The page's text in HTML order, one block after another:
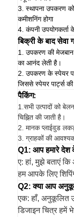
3. स्थापना उपकरण
कमीशनिंग होगा
4. कंपनी उपयोगकर्ता
बिक्री के बाद सेवा
1. उपकरण की
का आनंद लेती है।
2. उपकरण के स्पेयर
जिससे स्पेयर पार्ट्स की
पैकिंग:
1.सभी उत्पादों को
चिह्नित की जाती है।
2. मानक प्लाईवुड
3. ग्राहकों की
Q1: आप हमारे देश
ए: हां, मुझे बताएं
हम आपके लिए
Q2: क्या आप
एक: हाँ, अनुकूलित
डिजाइन चित्र हमें